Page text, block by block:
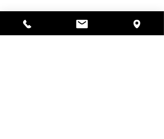
ナー、MA 01440
978-364-0920